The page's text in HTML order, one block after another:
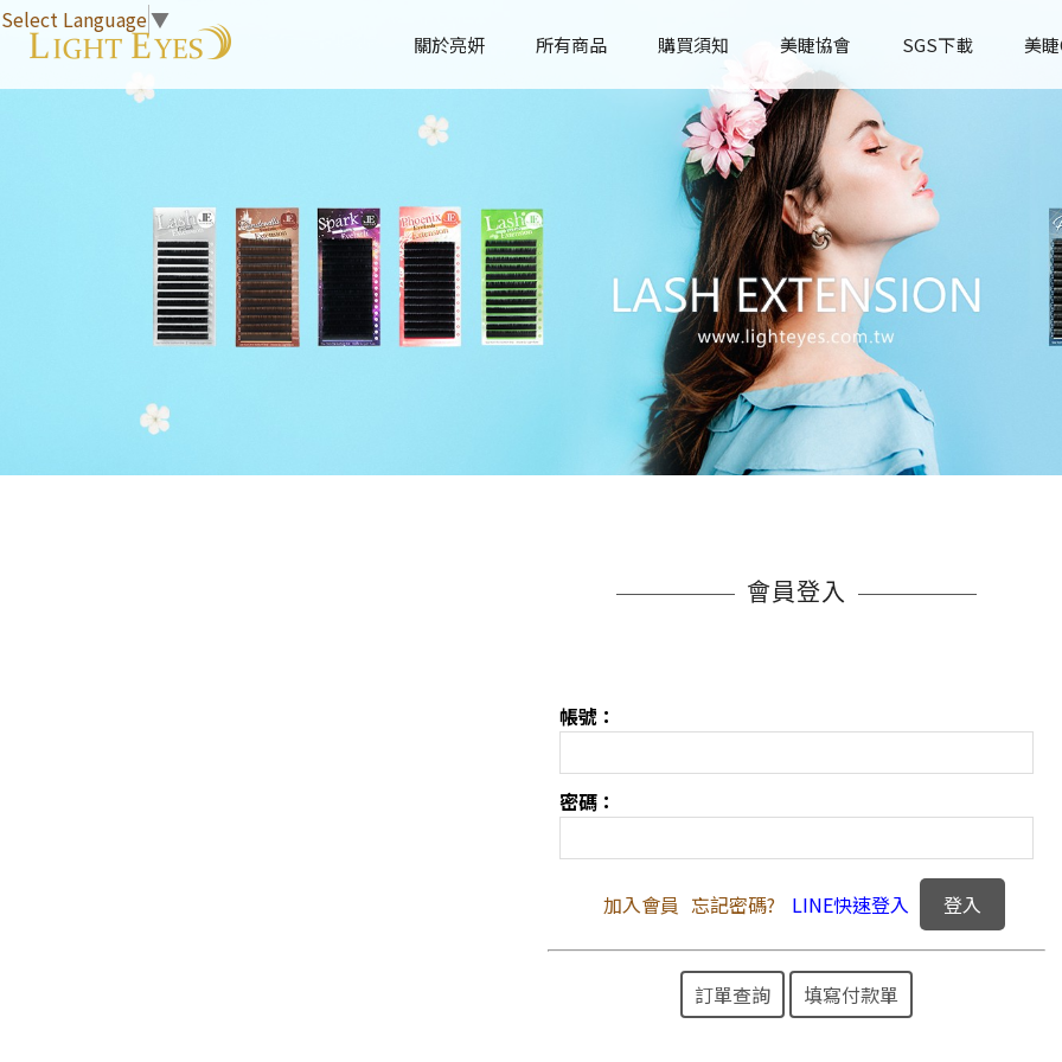
Select Language▼
關於亮妍 所有商品 購買須知 美睫協會 SGS下載 美
會員登入
帳號：
密碼：
加入會員 忘記密碼? LINE快速登入
訂單查詢 填寫付款單